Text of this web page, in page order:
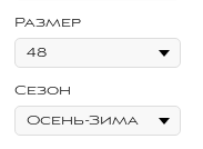
Размер
Сезон